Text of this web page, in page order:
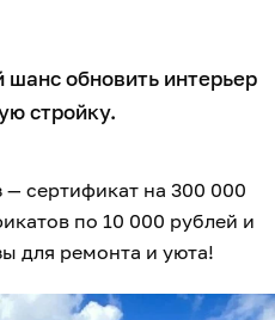
шанс обновить интерьер
стройку.
— сертификат на 300 000
по 10 000 рублей и
для ремонта и уюта!